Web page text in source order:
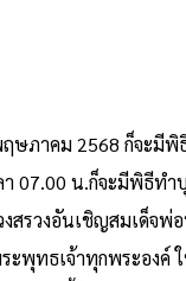
ษภาคม 2568 ก็จะมีพิ
07.00 น.ก็จะมีพิธีทำ
สรวงอันเชิญสมเด็จพ่
ะพุทธเจ้าทุกพระองค์